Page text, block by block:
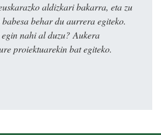
aldizkari bakarra, eta zu
behar du aurrera egiteko.
nahi al duzu? Aukera
proiektuarekin bat egiteko.